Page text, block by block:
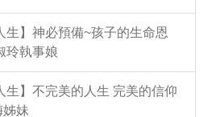
生】神必預備~孩子的生命恩
玲執事娘
生】不完美的人生 完美的信仰
姊妹